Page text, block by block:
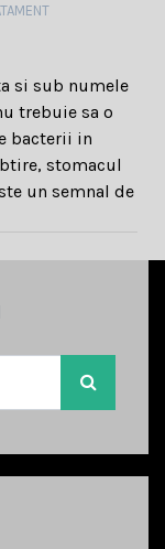
si sub numele
trebuie sa o
bacterii in
stomacul
un semnal de